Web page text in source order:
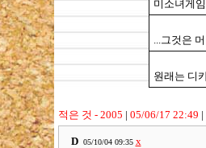
미소녀게
...그것은
원래는 디
적은 것 - 2005 | 05/06/17 22:49 |
D 05/10/04 09:35 x